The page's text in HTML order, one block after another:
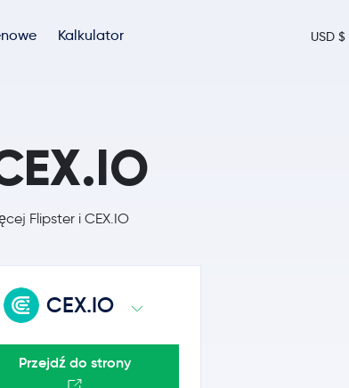
Kalkulator USD $
Flipster i CEX.IO
CEX.IO
Przejdź do strony